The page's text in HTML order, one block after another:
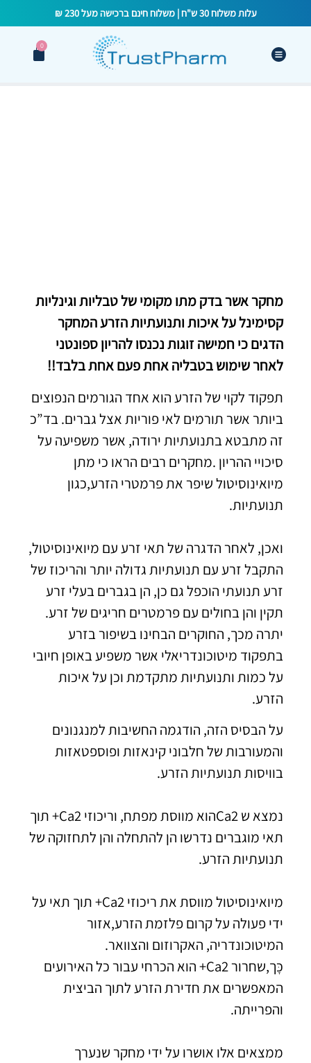
עלות משלוח 30 ש"ח | משלוח חינם ברכישה מעל 230 ₪
0
מחקר אשר בדק מתו מקומי של טבליות וגינליות
קסימינל על איכות ותנועתיות הזרע המחקר
הדגים כי חמישה זוגות נכנסו להריון ספונטני
לאחר שימוש בטבליה אחת פעם אחת בלבד!!
תפקוד לקוי של הזרע הוא אחד הגורמים הנפוצים
ביותר אשר תורמים לאי פוריות אצל גברים. בד”כ
זה מתבטא בתנועתיות ירודה, אשר משפיעה על
סיכויי ההריון .מחקרים רבים הראו כי מתן
מיואינוסיטול שיפר את פרמטרי הזרע,כגון
תנועתיות.
ואכן, לאחר הדגרה של תאי זרע עם מיואינוסיטול,
התקבל זרע עם תנועתיות גדולה יותר והריכוז של
זרע תנועתי הוכפל גם כן, הן בגברים בעלי זרע
תקין והן בחולים עם פרמטרים חריגים של זרע.
יתרה מכך, החוקרים הבחינו בשיפור בזרע
בתפקוד מיטוכונדריאלי אשר משפיע באופן חיובי
על כמות ותנועתיות מתקדמת וכן על איכות
הזרע.
על הבסיס הזה, הודגמה החשיבות למנגנונים
והמעורבות של חלבוני קינאזות ופוספטאזות
בוויסות תנועתיות הזרע.
נמצא ש Ca2הוא מווסת מפתח, וריכוזי Ca2+ תוך
תאי מוגברים נדרשו הן להתחלה והן לתחזוקה של
תנועתיות הזרע.
מיואינוסיטול מווסת את ריכוזי Ca2+ תוך תאי על
ידי פעולה על קרום פלזמת הזרע,אזור
המיטוכונדריה, האקרוזום והצוואר.
כָּך,שחרור Ca2+ הוא הכרחי עבור כל האירועים
המאפשרים את חדירת הזרע לתוך הביצית
והפרייתה.
ממצאים אלו אושרו על ידי מחקר שנערך